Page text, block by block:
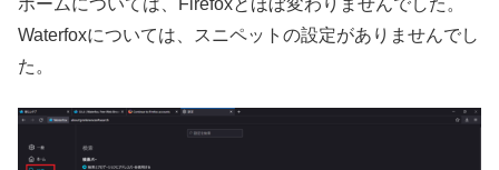
ホームについては、Firefoxとほぼ変わりませんでした。
Waterfoxについては、スニペットの設定がありませんでし
た。